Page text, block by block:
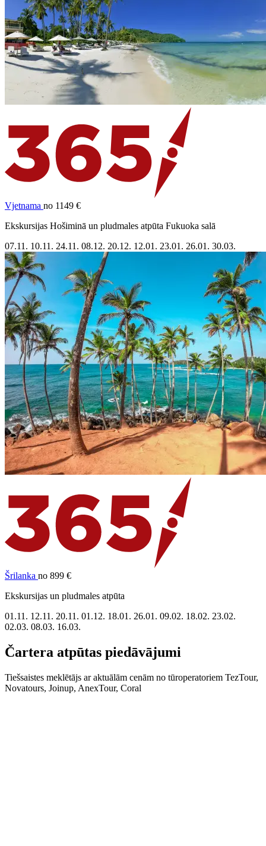
Vjetnama no 1149 €
Ekskursijas Hošiminā un pludmales atpūta Fukuoka salā
07.11. 10.11. 24.11. 08.12. 20.12. 12.01. 23.01. 26.01. 30.03.
Šrilanka no 899 €
Ekskursijas un pludmales atpūta
01.11. 12.11. 20.11. 01.12. 18.01. 26.01. 09.02. 18.02. 23.02.
02.03. 08.03. 16.03.
Čartera atpūtas piedāvājumi
Tiešsaistes meklētājs ar aktuālām cenām no tūroperatoriem TezTour,
Novatours, Joinup, AnexTour, Coral